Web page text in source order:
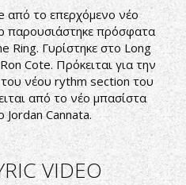
από το επερχόμενο νέο
παρουσιάστηκε πρόσφατα
Ring. Γυρίστηκε στο Long
Cote. Πρόκειται για την
νέου rythm section του
από το νέο μπασίστα
Jordan Cannata.
VIDEO